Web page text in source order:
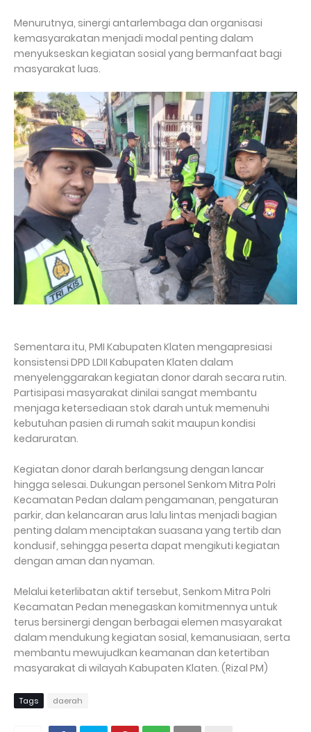
Menurutnya, sinergi antarlembaga dan organisasi
kemasyarakatan menjadi modal penting dalam
menyukseskan kegiatan sosial yang bermanfaat bagi
masyarakat luas.
Sementara itu, PMI Kabupaten Klaten mengapresiasi
konsistensi DPD LDII Kabupaten Klaten dalam
menyelenggarakan kegiatan donor darah secara rutin.
Partisipasi masyarakat dinilai sangat membantu
menjaga ketersediaan stok darah untuk memenuhi
kebutuhan pasien di rumah sakit maupun kondisi
kedaruratan.
Kegiatan donor darah berlangsung dengan lancar
hingga selesai. Dukungan personel Senkom Mitra Polri
Kecamatan Pedan dalam pengamanan, pengaturan
parkir, dan kelancaran arus lalu lintas menjadi bagian
penting dalam menciptakan suasana yang tertib dan
kondusif, sehingga peserta dapat mengikuti kegiatan
dengan aman dan nyaman.
Melalui keterlibatan aktif tersebut, Senkom Mitra Polri
Kecamatan Pedan menegaskan komitmennya untuk
terus bersinergi dengan berbagai elemen masyarakat
dalam mendukung kegiatan sosial, kemanusiaan, serta
membantu mewujudkan keamanan dan ketertiban
masyarakat di wilayah Kabupaten Klaten. (Rizal PM)
Tags daerah